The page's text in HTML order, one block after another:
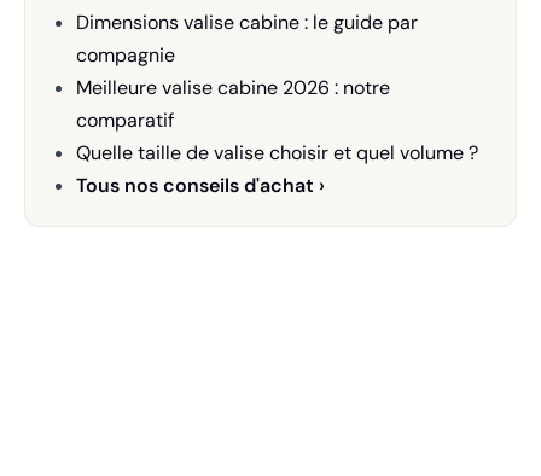
Dimensions valise cabine : le guide par
compagnie
Meilleure valise cabine 2026 : notre
comparatif
Quelle taille de valise choisir et quel volume ?
Tous nos conseils d'achat ›